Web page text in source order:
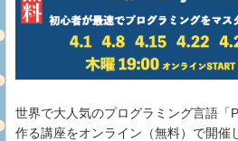
世界で大人気のプログラミング言語「
作る講座をオンライン（無料）で開催